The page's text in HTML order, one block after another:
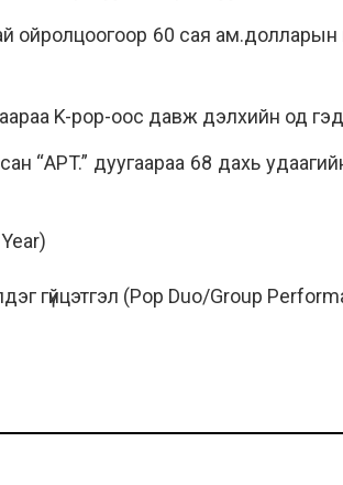
ойролцоогоор 60 сая ам.долларын
K-pop-оос давж дэлхийн од
“APT.” дуугаараа 68 дахь
гүйцэтгэл (Pop Duo/Group